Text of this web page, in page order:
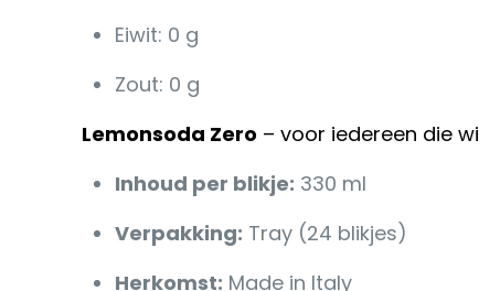
Eiwit: 0 g
Zout: 0 g
Lemonsoda Zero – voor iedereen die
Inhoud per blikje: 330 ml
Verpakking: Tray (24 blikjes)
Herkomst: Made in Italy